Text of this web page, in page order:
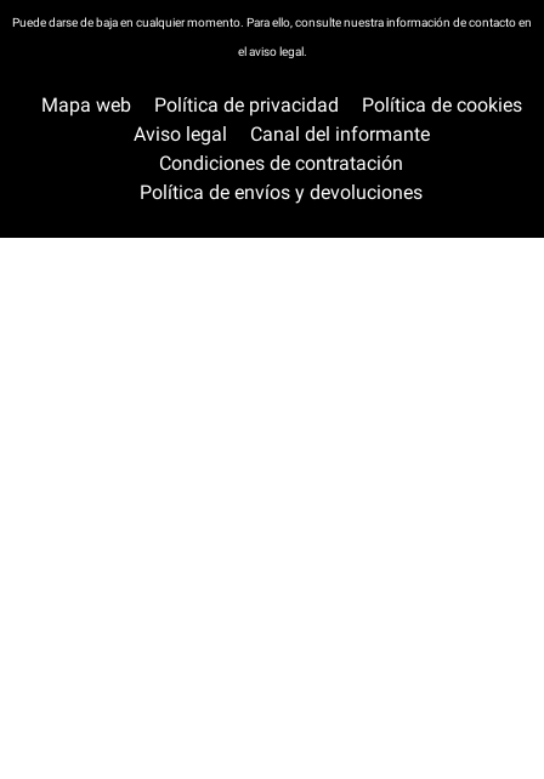
Puede darse de baja en cualquier momento. Para ello, consulte nuestra información de contacto en
el aviso legal.
Mapa web Política de privacidad
Política de cookies
Aviso legal
Canal del informante
Condiciones de contratación
Política de envíos y devoluciones